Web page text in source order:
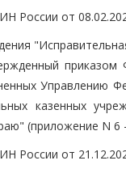
России от
Управлению
казенных
(приложение N 6
России от